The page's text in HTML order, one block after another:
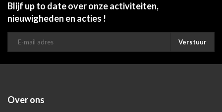
Blijf up to date over onze activiteiten,
nieuwigheden en acties !
Verstuur
Over ons